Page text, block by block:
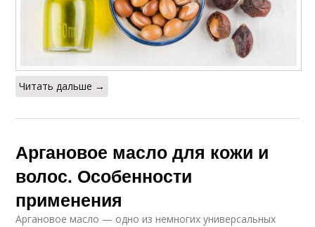
Читать дальше →
Аргановое масло для кожи и
волос. Особенности
применения
Аргановое масло — одно из немногих универсальных